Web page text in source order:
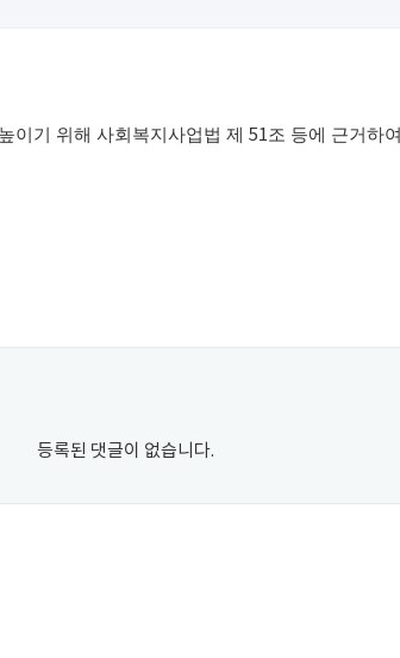
이기 위해 사회복지사업법 제 51조 등에 근거하여
등록된 댓글이 없습니다.